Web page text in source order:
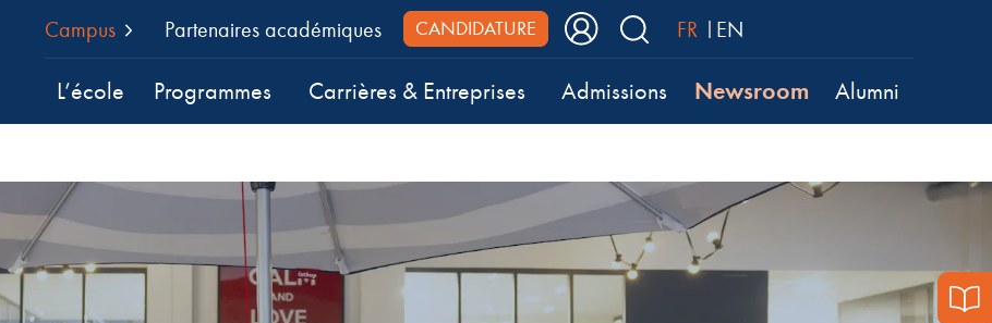
Campus Partenaires académiques CANDIDATURE FR EN
L’école Programmes Carrières & Entreprises Admissions Newsroom Alumni